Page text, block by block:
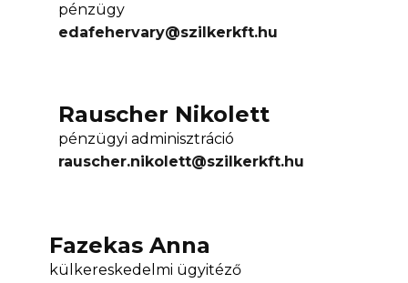
pénzügy
edafehervary@szilkerkft.hu
Rauscher Nikolett
pénzügyi adminisztráció
rauscher.nikolett@szilkerkft.hu
Fazekas Anna
külkereskedelmi ügyitéző